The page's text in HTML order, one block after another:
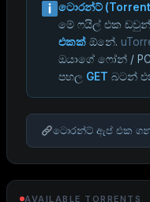
ටොරන්ට්
මේ ෆයිල් එක
එකක් ඕනේ.
ඔයාගේ ෆෝන් /
පහල GET බටන්
ටොරන්ට් ඇප් එක
AVAILABLE TORRENTS